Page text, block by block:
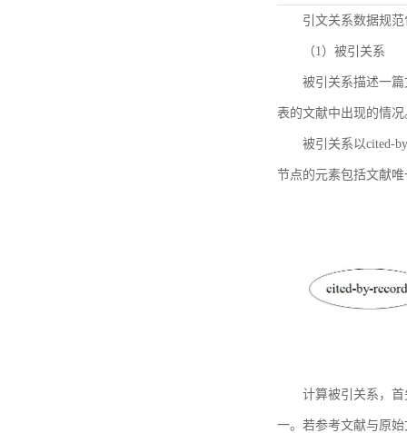
引文关系数据规
（1）被引关系
被引关系描述一
表的文献中出现的情况
被引关系以cited-
节点的元素包括文献
计算被引关系，
一。若参考文献与原